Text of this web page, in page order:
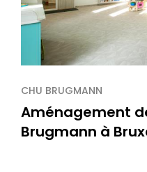
CHU BRUGMANN
Aménagement
Brugmann à